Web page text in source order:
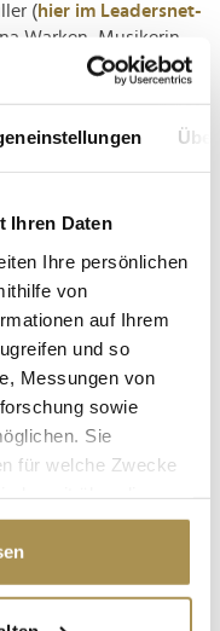
Ihren Daten
Ihre persönlichen
von
auf Ihrem
und so
Messungen von
sowie
Sie
für welche Zwecke
auf das Privacy
(hier im Leadersnet-
Warken, Musikerin
Caro Daur,
im Leadersnet-
50